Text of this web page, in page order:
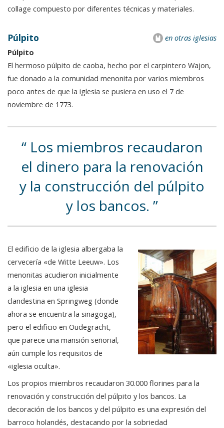
collage compuesto por diferentes técnicas y materiales.
en otras iglesias
Púlpito
Púlpito
El hermoso púlpito de caoba, hecho por el carpintero Wajon,
fue donado a la comunidad menonita por varios miembros
poco antes de que la iglesia se pusiera en uso el 7 de
noviembre de 1773.
Los miembros recaudaron
el dinero para la renovación
y la construcción del púlpito
y los bancos.
El edificio de la iglesia albergaba la
cervecería «de Witte Leeuw». Los
menonitas acudieron inicialmente
a la iglesia en una iglesia
clandestina en Springweg (donde
ahora se encuentra la sinagoga),
pero el edificio en Oudegracht,
que parece una mansión señorial,
aún cumple los requisitos de
«iglesia oculta».
Los propios miembros recaudaron 30.000 florines para la
renovación y construcción del púlpito y los bancos. La
decoración de los bancos y del púlpito es una expresión del
barroco holandés, destacando por la sobriedad